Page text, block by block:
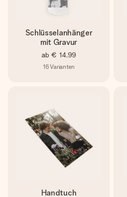
Schlüsselanhänger
mit Gravur
ab € 14,99
16Varianten
Handtuch